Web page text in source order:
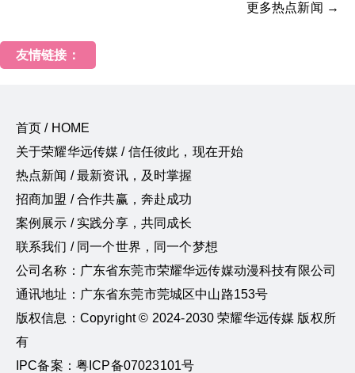
更多热点新闻 →
友情链接：
首页 / HOME
关于荣耀华远传媒 / 信任彼此，现在开始
热点新闻 / 最新资讯，及时掌握
招商加盟 / 合作共赢，奔赴成功
案例展示 / 实践分享，共同成长
联系我们 / 同一个世界，同一个梦想
公司名称：广东省东莞市荣耀华远传媒动漫科技有限公司
通讯地址：广东省东莞市莞城区中山路153号
版权信息：Copyright © 2024-2030 荣耀华远传媒 版权所
有
IPC备案：粤ICP备07023101号